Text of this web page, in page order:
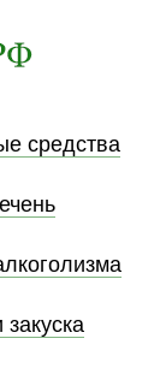
средства